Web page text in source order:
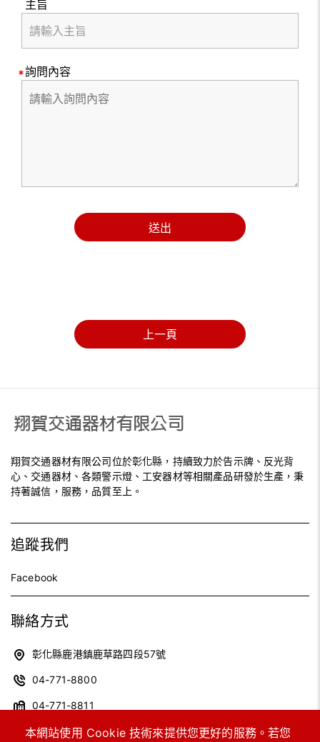
主旨
詢問內容
送出
上一頁
本網站使用 Cookie 技術來提供您更好的服務。若您
翔賀交通器材有限公司位於彰化縣，持續致力於告示牌、反光背
心、交通器材、各類警示燈、工安器材等相關產品研發於生產，秉
持著誠信，服務，品質至上。
追蹤我們
Facebook
聯絡方式
彰化縣鹿港鎮鹿草路四段57號
04-771-8800
04-771-8811
xhin992@gmail.com